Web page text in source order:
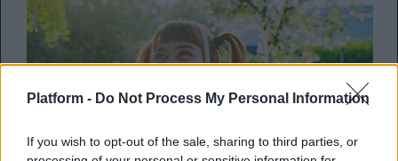
Platform - Do Not Process My Personal Information
If you wish to opt-out of the sale, sharing to third parties, or